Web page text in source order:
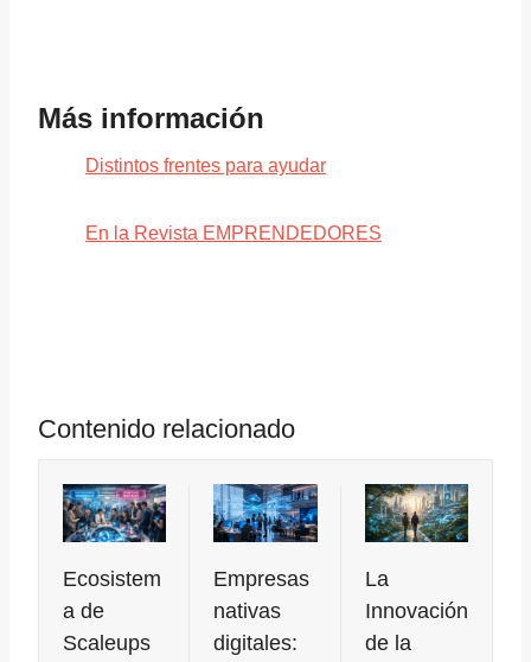
Más información
Distintos frentes para ayudar
En la Revista EMPRENDEDORES
Contenido relacionado
Ecosistem
a de
Scaleups
Empresas
nativas
digitales:
La
Innovación
de la